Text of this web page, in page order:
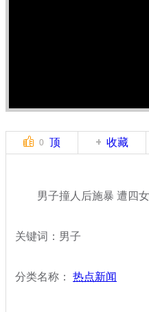
0 顶 收藏
男子撞人后施暴 遭四女
关键词：男子
分类名称： 热点新闻